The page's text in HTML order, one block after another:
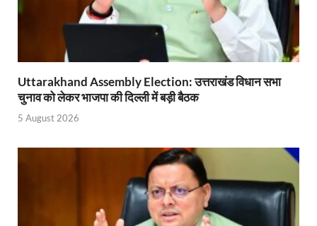
Holi Mahotsava: CM धामी ने कलश संगीत द्वारा
Chhattisgarh Budget 2026-27: बस्तर के विकास का
First Cabinet Meeting In Seva Tirth: भारत की
Gomati River: गोमती को स्वच्छ बनाने के लिए आज जुटेंगे
Shri Krishna Jaman bhumi: श्रीकृष्ण जन्मभूमि के
आईएसबीटी-मसूरी डायवर्जन कॉरिडोर का स्थलीय निरीक्षण
India AI Impact Summit 2026: एमआईबी का पवेलियन
Uttarakhand Assembly Election: उत्तराखंड विधान सभा
चुनाव को लेकर भाजपा की दिल्ली में बड़ी बैठक
5 August 2026